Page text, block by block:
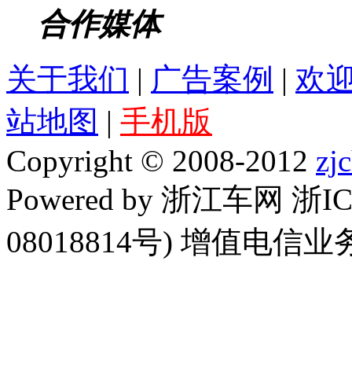
合作媒体
关于我们 | 广告案例 | 欢
站地图 | 手机版
Copyright © 2008-2012
Powered by 浙江车网 浙
08018814号) 增值电信业